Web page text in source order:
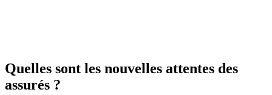
Quelles sont les nouvelles attentes des
assurés ?